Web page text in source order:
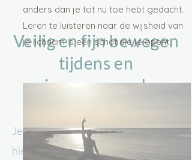
Veilig en fijn bewegen
tijdens en
na je zwangerschap
Je bent je bewust van je lichaam en
hield van alles waar het toe in staat
anders dan je tot nu toe hebt gedacht.
Leren te luisteren naar de wijsheid van
je lichaam is een schat die je opent.